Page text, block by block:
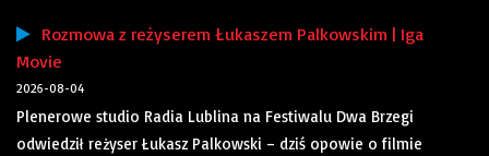
Rozmowa z reżyserem Łukaszem Palkowskim | Iga
Movie
2026-08-04
Plenerowe studio Radia Lublina na Festiwalu Dwa Brzegi
odwiedził reżyser Łukasz Palkowski – dziś opowie o filmie